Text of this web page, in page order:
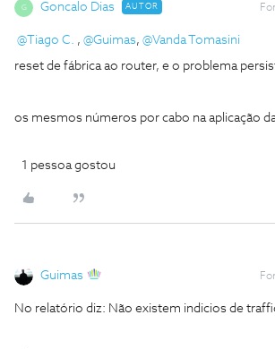
G Goncalo Dias AUTOR
@Tiago C. , @Guimas, @Vanda Tomasini
reset de fábrica ao router, e o problema
os mesmos números por cabo na aplicação
1 pessoa gostou
Guimas
No relatório diz: Não existem indicios de